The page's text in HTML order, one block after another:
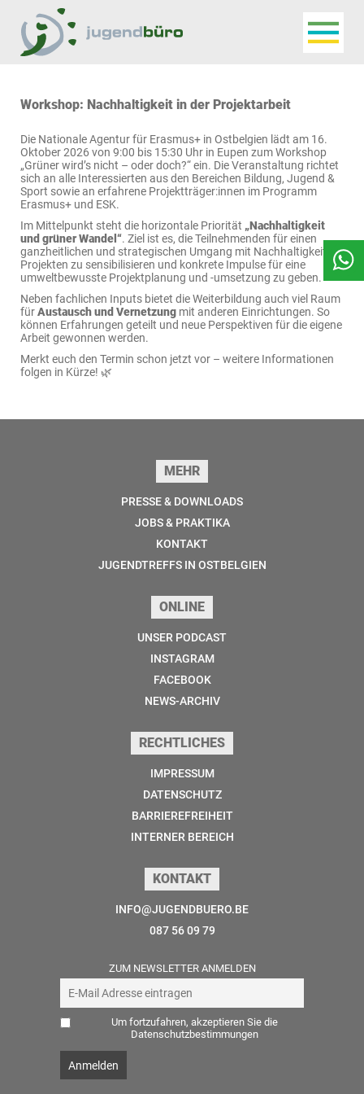
Workshop: Nachhaltigkeit in der Projektarbeit
Die Nationale Agentur für Erasmus+ in Ostbelgien lädt am 16.
Oktober 2026 von 9:00 bis 15:30 Uhr in Eupen zum Workshop
„Grüner wird’s nicht – oder doch?“ ein. Die Veranstaltung richtet
sich an alle Interessierten aus den Bereichen Bildung, Jugend &
Sport sowie an erfahrene Projektträger:innen im Programm
Erasmus+ und ESK.
Im Mittelpunkt steht die horizontale Priorität „Nachhaltigkeit
und grüner Wandel“. Ziel ist es, die Teilnehmenden für einen
ganzheitlichen und strategischen Umgang mit Nachhaltigkeit in
Projekten zu sensibilisieren und konkrete Impulse für eine
umweltbewusste Projektplanung und -umsetzung zu geben.
Neben fachlichen Inputs bietet die Weiterbildung auch viel Raum
fürAustausch und Vernetzung mit anderen Einrichtungen. So
können Erfahrungen geteilt und neue Perspektiven für die eigene
Arbeit gewonnen werden.
Merkt euch den Termin schon jetzt vor – weitere Informationen
folgen in Kürze! 🌿
MEHR
PRESSE & DOWNLOADS
JOBS & PRAKTIKA
KONTAKT
JUGENDTREFFS IN OSTBELGIEN
ONLINE
UNSER PODCAST
INSTAGRAM
FACEBOOK
NEWS-ARCHIV
RECHTLICHES
IMPRESSUM
DATENSCHUTZ
BARRIEREFREIHEIT
INTERNER BEREICH
KONTAKT
INFO@JUGENDBUERO.BE
087 56 09 79
ZUM NEWSLETTER ANMELDEN
Um fortzufahren, akzeptieren Sie die
Datenschutzbestimmungen